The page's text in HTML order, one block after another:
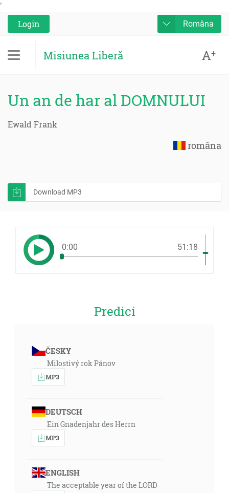
'
Login
Româna
Misiunea Liberă A+
Un an de har al DOMNULUI
Ewald Frank
româna
Download MP3
0:00 51:18
Predici
ČESKY
Milostivý rok Pánov
MP3
DEUTSCH
Ein Gnadenjahr des Herrn
MP3
ENGLISH
The acceptable year of the LORD